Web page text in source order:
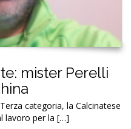
mister Perelli
categoria, la Calcinatese
lavoro per la […]